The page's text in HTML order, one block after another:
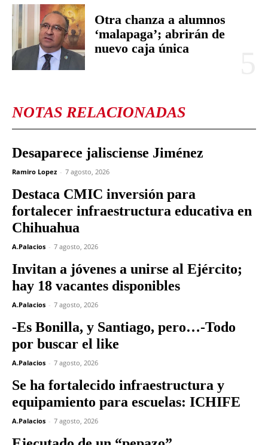
Otra chanza a alumnos
‘malapaga’; abrirán de
nuevo caja única
NOTAS RELACIONADAS
Desaparece jalisciense Jiménez
Ramiro Lopez - 7 agosto, 2026
Destaca CMIC inversión para
fortalecer infraestructura educativa en
Chihuahua
A.Palacios - 7 agosto, 2026
Invitan a jóvenes a unirse al Ejército;
hay 18 vacantes disponibles
A.Palacios - 7 agosto, 2026
-Es Bonilla, y Santiago, pero…-Todo
por buscar el like
A.Palacios - 7 agosto, 2026
Se ha fortalecido infraestructura y
equipamiento para escuelas: ICHIFE
A.Palacios - 7 agosto, 2026